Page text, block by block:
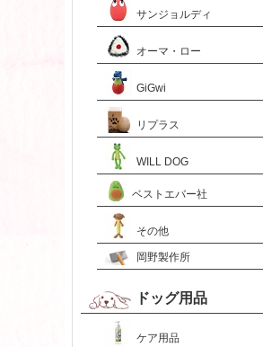
サンジョルディ
オーマ・ロー
GiGwi
リプラス
WILL DOG
ベストエバー社
その他
岡野製作所
ドッグ用品
ケア用品